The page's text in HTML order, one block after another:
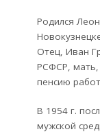
Родился
Отец, Иван
РСФСР, мать,
пенсию
В 1954 г.
мужской